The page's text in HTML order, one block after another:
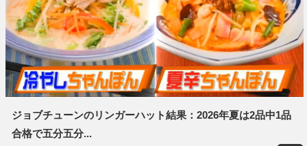
ジョブチューンのリンガーハット結果：2026年夏は2品中1品
合格で五分五分...